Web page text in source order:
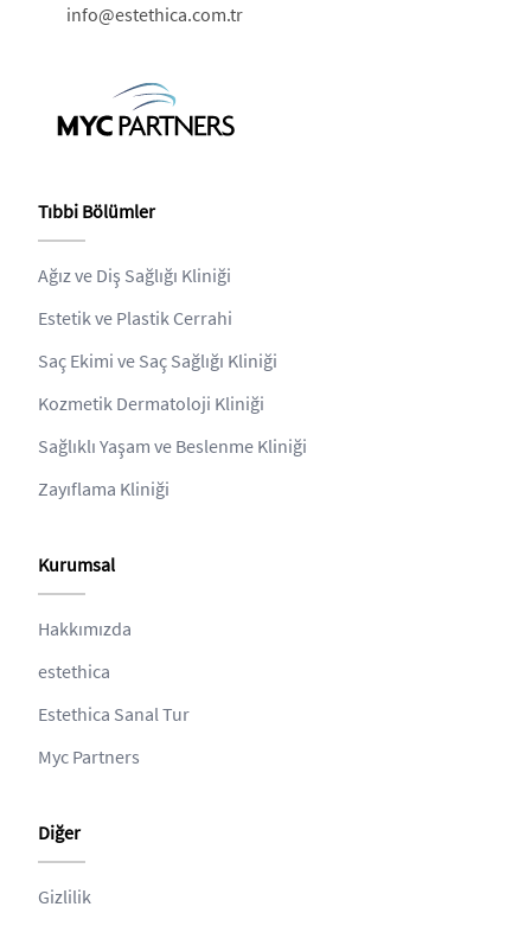
info@estethica.com.tr
Tıbbi Bölümler
Ağız ve Diş Sağlığı Kliniği
Estetik ve Plastik Cerrahi
Saç Ekimi ve Saç Sağlığı Kliniği
Kozmetik Dermatoloji Kliniği
Sağlıklı Yaşam ve Beslenme Kliniği
Zayıflama Kliniği
Kurumsal
Hakkımızda
estethica
Estethica Sanal Tur
Myc Partners
Diğer
Gizlilik